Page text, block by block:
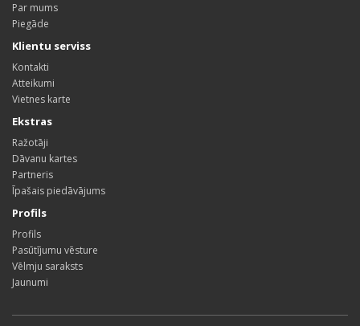
Par mums
Piegāde
Klientu serviss
Kontakti
Atteikumi
Vietnes karte
Ekstras
Ražotāji
Dāvanu kartes
Partneris
Īpašais piedāvājums
Profils
Profils
Pasūtījumu vēsture
Vēlmju saraksts
Jaunumi